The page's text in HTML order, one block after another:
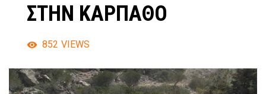
ΣΤΗΝ ΚΑΡΠΑΘΟ
852 VIEWS